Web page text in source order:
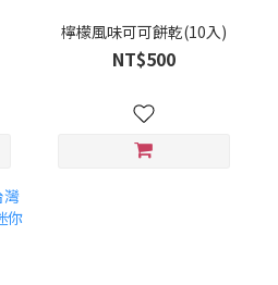
檸檬風味可可餅乾(10入)
NT$500